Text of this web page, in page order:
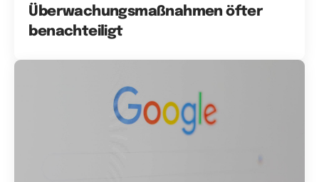
Überwachungsmaßnahmen öfter
benachteiligt